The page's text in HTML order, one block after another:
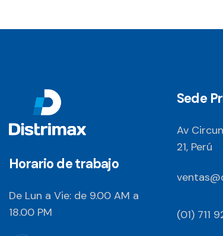
Horario de trabajo
De Lun a Vie: de 9.00 AM a
18.00 PM
Sede
Av
21, Perú
(01) 711